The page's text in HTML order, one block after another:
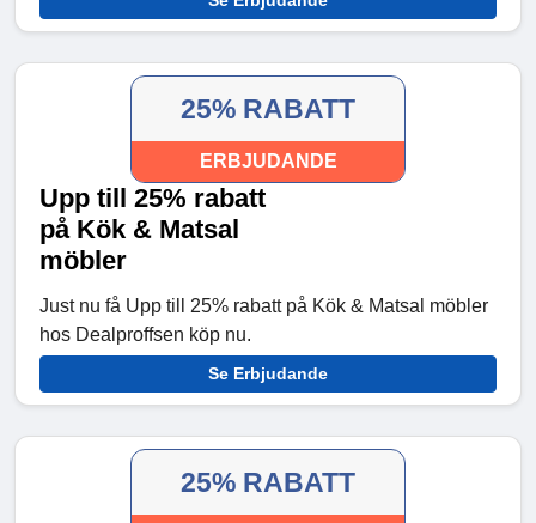
25% RABATT
ERBJUDANDE
Upp till 25% rabatt
på Kök & Matsal
möbler
Just nu få Upp till 25% rabatt på Kök & Matsal möbler
hos Dealproffsen köp nu.
Se Erbjudande
25% RABATT